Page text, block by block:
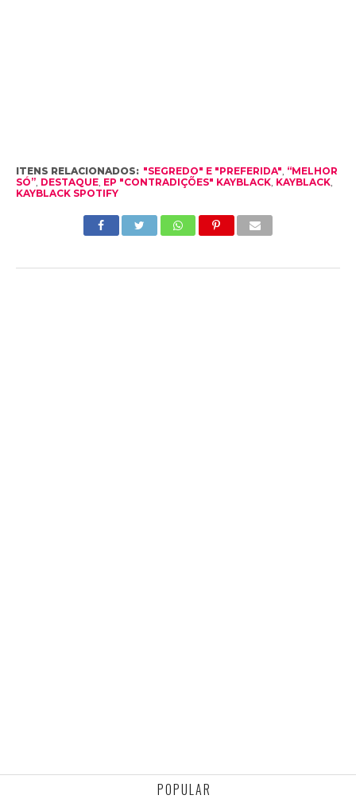
ITENS RELACIONADOS: "SEGREDO" E "PREFERIDA", “MELHOR
SÓ”, DESTAQUE, EP "CONTRADIÇÕES" KAYBLACK, KAYBLACK,
KAYBLACK SPOTIFY
POPULAR